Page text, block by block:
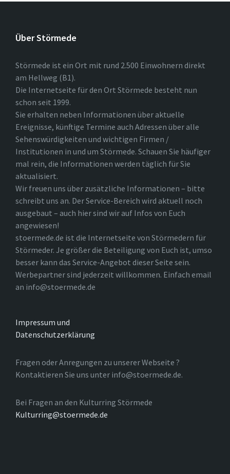
Über Störmede
Störmede ist ein Ort mit rund 2.500 Einwohnern direkt
am Hellweg (B1).
Die Internetseite für den Ort Störmede besteht nun
schon seit 1999.
Sie erhalten neben Informationen über aktuelle
Ereignisse, künftige Termine auch Adressen über alle
Sehenswürdigkeiten und wichtigen Firmen /
Institutionen in und um Störmede. Schauen Sie häufiger
mal rein, die Informationen werden täglich für Sie
aktualisiert.
Wir freuen uns über zusätzliche Informationen – bitte
schreibt uns an. Der Service-Bereich wird aktuell noch
ausgebaut – auch hier sind wir auf Infos von Euch
angewiesen!
stoermede.de ist die Internetseite von Störmedern für
Störmeder. Je größer die Beteiligung von Euch ist, umso
besser kann das Service-Angebot dieser Seite sein.
Werbepartner sind jederzeit willkommen. Einfach email
an info@stoermede.de
Impressum und
Datenschutzerklärung
Fragen oder Anregungen zu unserer Webseite ?
Kontaktieren Sie uns unter info@stoermede.de.
Bei Fragen an den Kulturring Störmede
Kulturring@stoermede.de